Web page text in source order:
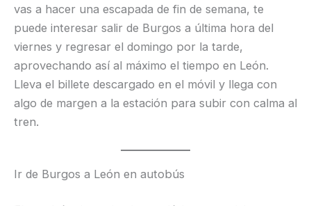
vas a hacer una escapada de fin de semana, te
puede interesar salir de Burgos a última hora del
viernes y regresar el domingo por la tarde,
aprovechando así al máximo el tiempo en León.
Lleva el billete descargado en el móvil y llega con
algo de margen a la estación para subir con calma al
tren.
Ir de Burgos a León en autobús